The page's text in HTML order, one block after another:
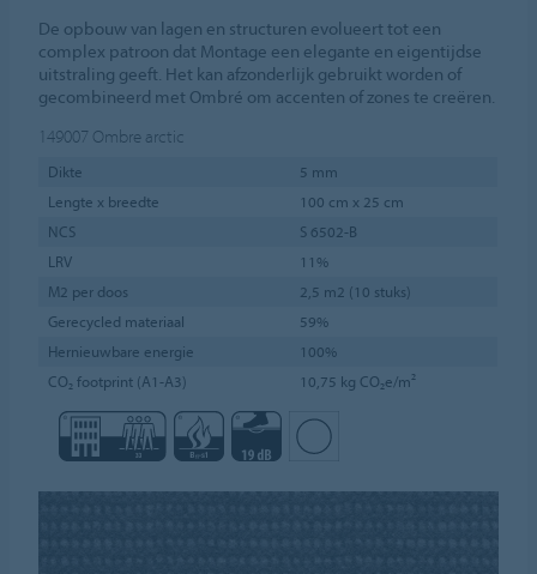
De opbouw van lagen en structuren evolueert tot een
complex patroon dat Montage een elegante en eigentijdse
uitstraling geeft. Het kan afzonderlijk gebruikt worden of
gecombineerd met Ombré om accenten of zones te creëren.
149007 Ombre arctic
Dikte
5 mm
Lengte x breedte
100 cm x 25 cm
NCS
S 6502-B
LRV
11%
M2 per doos
2,5 m2 (10 stuks)
Gerecycled materiaal
59%
Hernieuwbare energie
100%
CO₂ footprint (A1-A3)
10,75 kg CO₂e/m²